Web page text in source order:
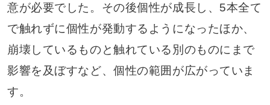
意が必要でした。その後個性が成長し、5本全て
で触れずに個性が発動するようになったほか、
崩壊しているものと触れている別のものにまで
影響を及ぼすなど、個性の範囲が広がっていま
す。